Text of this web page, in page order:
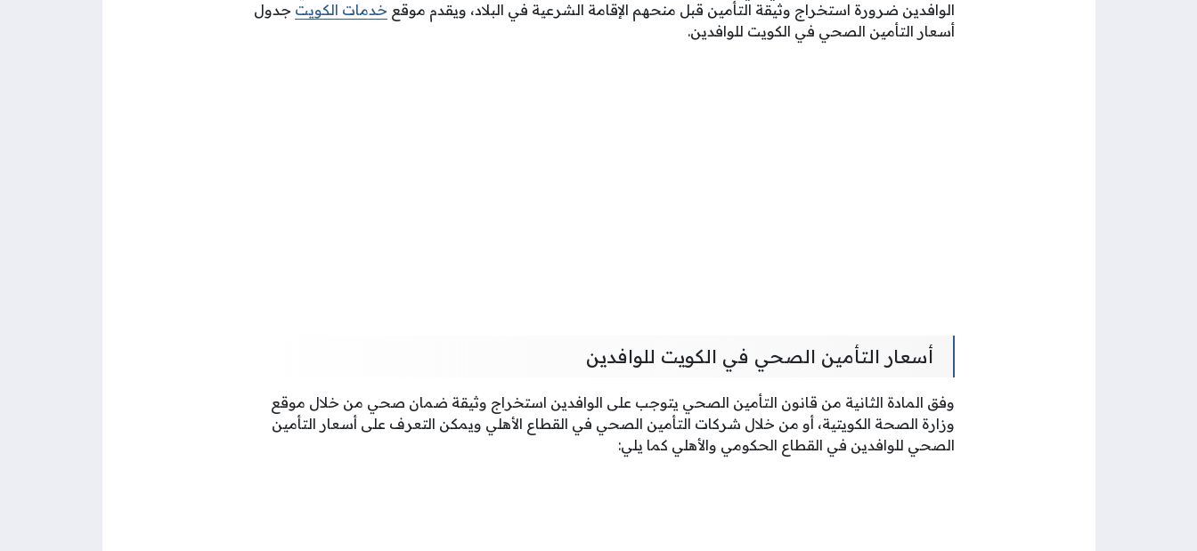
الوافدين ضرورة استخراج وثيقة التأمين قبل منحهم الإقامة الشرعية في البلاد، ويقدم موقع خدمات الكويت جدول
أسعار التأمين الصحي في الكويت للوافدين.
أسعار التأمين الصحي في الكويت للوافدين
وفق المادة الثانية من قانون التأمين الصحي يتوجب على الوافدين استخراج وثيقة ضمان صحي من خلال موقع
وزارة الصحة الكويتية، أو من خلال شركات التأمين الصحي في القطاع الأهلي ويمكن التعرف على أسعار التأمين
الصحي للوافدين في القطاع الحكومي والأهلي كما يلي: